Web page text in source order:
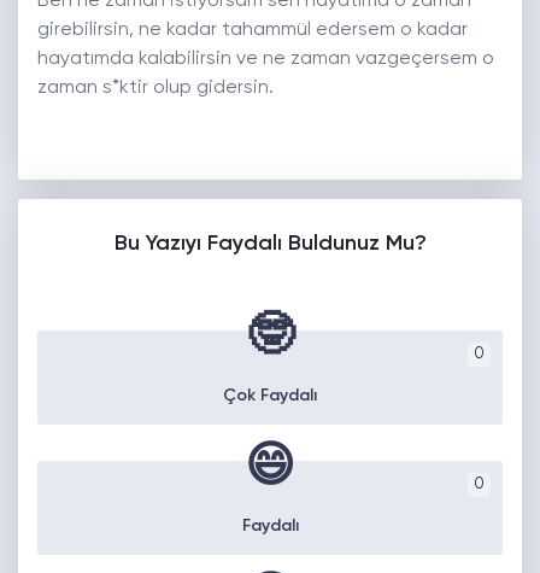
girebilirsin, ne kadar tahammül edersem o kadar
hayatımda kalabilirsin ve ne zaman vazgeçersem o
zaman s*ktir olup gidersin.
Bu Yazıyı Faydalı Buldunuz Mu?
0
🤓
Çok Faydalı
0
😄
Faydalı